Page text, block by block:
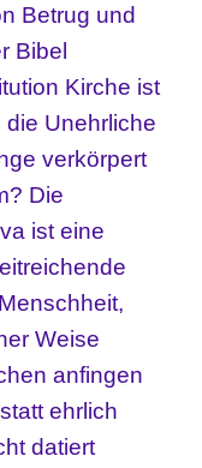
Betrug und
Bibel
Kirche ist
Unehrliche
verkörpert
Die
ist eine
Weise
anfingen
ehrlich
datiert